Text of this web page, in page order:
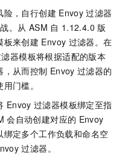
险，自行创建 Envoy 过滤器
。从 ASM 自 1.12.4.0 版
板来创建 Envoy 过滤器。在
器模板将根据适配的版本
，从而控制 Envoy 过滤器的
门槛。
Envoy 过滤器模板绑定至指
会自动创建对应的 Envoy
绑定多个工作负载和命名空
过滤器。